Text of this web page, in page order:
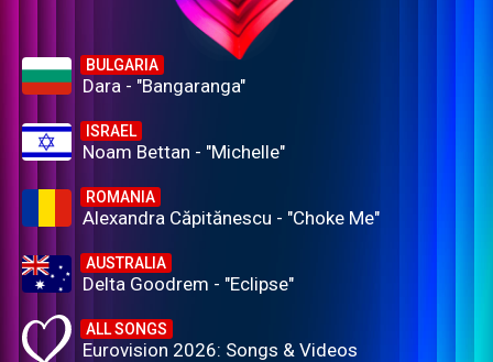
BULGARIA
Dara - "Bangaranga"
ISRAEL
Noam Bettan - "Michelle"
ROMANIA
Alexandra Căpitănescu - "Choke Me"
AUSTRALIA
Delta Goodrem - "Eclipse"
ALL SONGS
Eurovision 2026: Songs & Videos